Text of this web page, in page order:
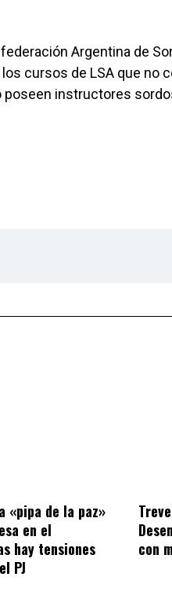
Argentina de
cursos de LSA que no
instructores
«pipa de la paz»
en el
hay tensiones
PJ
con